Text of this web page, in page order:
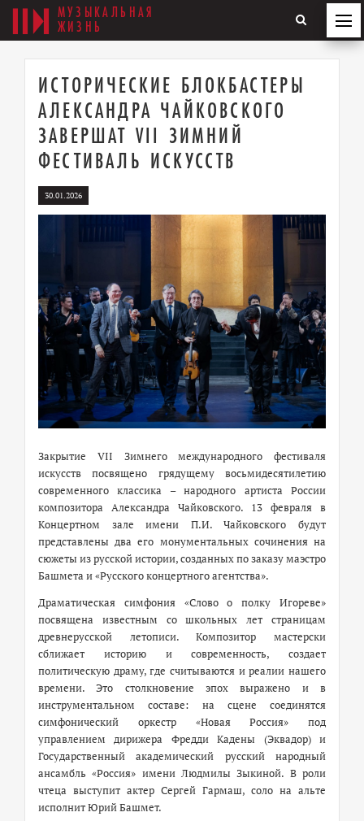
МУЗЫКАЛЬНАЯ
ЖИЗНЬ
ИСТОРИЧЕСКИЕ БЛОКБАСТЕРЫ
АЛЕКСАНДРА ЧАЙКОВСКОГО
ЗАВЕРШАТ VII ЗИМНИЙ
ФЕСТИВАЛЬ ИСКУССТВ
30.01.2026
Закрытие VII Зимнего международного фестиваля
искусств посвящено грядущему восьмидесятилетию
современного классика – народного артиста России
композитора Александра Чайковского. 13 февраля в
Концертном зале имени П.И. Чайковского будут
представлены два его монументальных сочинения на
сюжеты из русской истории, созданных по заказу маэстро
Башмета и «Русского концертного агентства».
Драматическая симфония «Слово о полку Игореве»
посвящена известным со школьных лет страницам
древнерусской летописи. Композитор мастерски
сближает историю и современность, создает
политическую драму, где считываются и реалии нашего
времени. Это столкновение эпох выражено и в
инструментальном составе: на сцене соединятся
симфонический оркестр «Новая Россия» под
управлением дирижера Фредди Кадены (Эквадор) и
Государственный академический русский народный
ансамбль «Россия» имени Людмилы Зыкиной. В роли
чтеца выступит актер Сергей Гармаш, соло на альте
исполнит Юрий Башмет.